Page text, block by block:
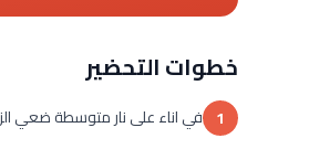
خطوات التحضير
1 في اناء على نار متوسطة ضعي